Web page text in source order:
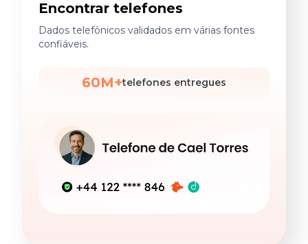
Encontrar telefones
Dados telefônicos validados em várias fontes
confiáveis.
60M+telefones entregues